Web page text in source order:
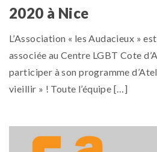
2020 à Nice
L’Association « les Audacieux »
associée au Centre LGBT Cote
participer à son programme
vieillir » ! Toute l’équipe […]